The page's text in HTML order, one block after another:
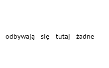
odbywają się tutaj żadne